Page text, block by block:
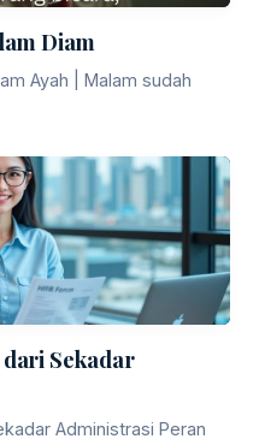
Diam
Ayah | Malam sudah
Sekadar
Administrasi Peran